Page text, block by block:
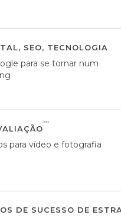
, SEO, TECNOLOGIA
para se tornar num
para vídeo e fotografia
DE SUCESSO DE